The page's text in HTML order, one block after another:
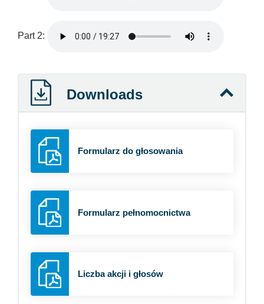
Part 2:
Downloads
Formularz do głosowania
Formularz pełnomocnictwa
Liczba akcji i głosów